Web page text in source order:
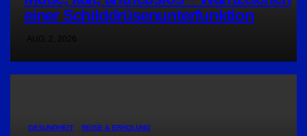
einer Schilddrüsenunterfunktion
GESUNDHEIT REISE & ERHOLUNG